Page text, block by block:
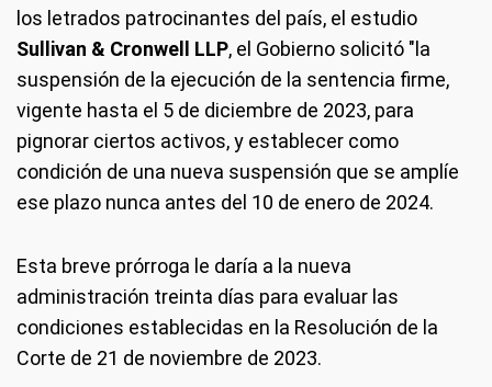
los letrados patrocinantes del país, el estudio
Sullivan & Cronwell LLP, el Gobierno solicitó "la
suspensión de la ejecución de la sentencia firme,
vigente hasta el 5 de diciembre de 2023, para
pignorar ciertos activos, y establecer como
condición de una nueva suspensión que se amplíe
ese plazo nunca antes del 10 de enero de 2024.
Esta breve prórroga le daría a la nueva
administración treinta días para evaluar las
condiciones establecidas en la Resolución de la
Corte de 21 de noviembre de 2023.